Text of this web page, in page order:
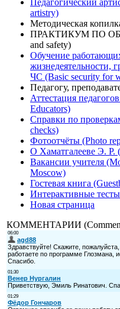
artistry)
Методическая
ПРАКТИКУМ ПО ОБЖ
and safety)
Обучение
жизнедеятельности,
ЧС (Basic security for
Педагогу,
Аттестация
Educators)
Справки по
checks)
Фотоотчёты (Photo
О Хаматгалееве Э. Р.
Вакансии учителя
Moscow)
Гостевая книга
Интерактивные
Новая страница
КОММЕНТАРИИ